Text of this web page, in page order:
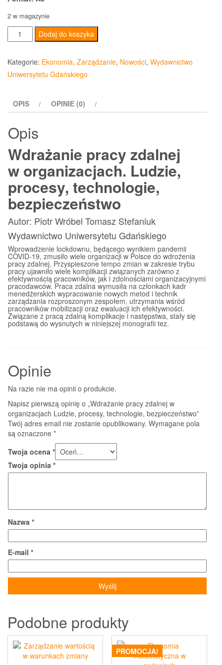
2 w magazynie
ilość
Wdrażanie
pracy
zdalnej
Ludzie,
technologie,
bezpieczeństwo
Dodaj do koszyka
Kategorie: Ekonomia, Zarządzanie, Nowości, Wydawnictwo
Uniwersytetu Gdańskiego
OPIS OPINIE (0)
Opis
Wdrażanie pracy zdalnej
w organizacjach. Ludzie,
procesy, technologie,
bezpieczeństwo
Autor: Piotr Wróbel Tomasz Stefaniuk
Wydawnictwo Uniwersytetu Gdańskiego
Wprowadzenie lockdownu, będącego wynikiem pandemii
COVID-19, zmusiło wiele organizacji w Polsce do wdrożenia
pracy zdalnej. Przyspieszone tempo zmian w zakresie trybu
pracy ujawniło wiele komplikacji związanych zarówno z
efektywnością pracowników, jak i zdolnościami organizacyjnymi
pracodawców. Praca zdalna wymusiła na członkach kadr
menedżerskich wypracowanie nowych metod i technik
zarządzania rozproszonym zespołem, utrzymania wśród
pracowników mobilizacji oraz ewaluacji ich efektywności.
Związane z pracą zdalną komplikacje i następstwa, stały się
podstawą do wysnutych w niniejszej monografii tez.
Opinie
Na razie nie ma opinii o produkcie.
Napisz pierwszą opinię o „Wdrażanie pracy zdalnej w
organizacjach Ludzie, procesy, technologie, bezpieczeństwo”
Twój adres email nie zostanie opublikowany. Wymagane pola
są oznaczone *
Twoja ocena *
Twoja opinia *
Nazwa *
E-mail *
Podobne produkty
PROMOCJA!